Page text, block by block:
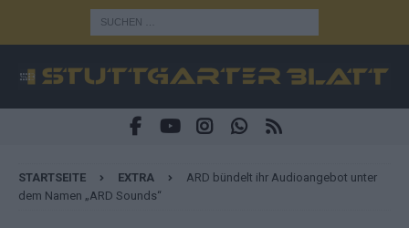
STARTSEITE EXTRA
ARD bündelt ihr Audioangebot unter
dem Namen „ARD Sounds“